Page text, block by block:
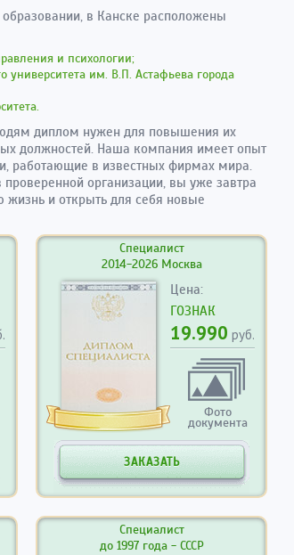
в Канске расположены
и психологии;
университета им. В.П. Астафьева города
диплом нужен для повышения их
должностей. Наша компания имеет опыт
работающие в известных фирмах мира.
организации, вы уже завтра
и открыть для себя новые
Специалист
2014-2026 Москва
Цена:
ГОЗНАК
19.990 руб.
Фото
документа
ЗАКАЗАТЬ
Специалист
до 1997 года - СССР